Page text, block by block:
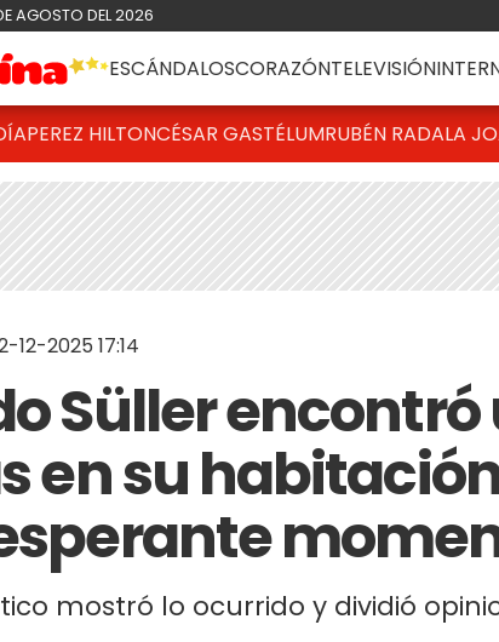
AGOSTO DEL 2026
ESCÁNDALOSCORAZÓNTELEVISIÓN
PEREZ HILTONCÉSAR GASTÉLUMRUBÉN RADALA
12-2025 17:14
Süller encontró
en su
mostró lo ocurrido y dividió